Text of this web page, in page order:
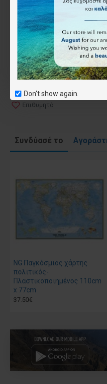
Don't show again.
24.00€
Επιθυμητό
Συνδύασέ το
NG Παγκόσμιος χάρτης
πολιτικός-
Πλαστικοποιημένος 110cm
x 77cm
37.50€